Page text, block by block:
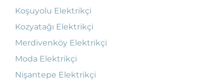
Koşuyolu Elektrikçi
Kozyatağı Elektrikçi
Merdivenköy Elektrikçi
Moda Elektrikçi
Nişantepe Elektrikçi